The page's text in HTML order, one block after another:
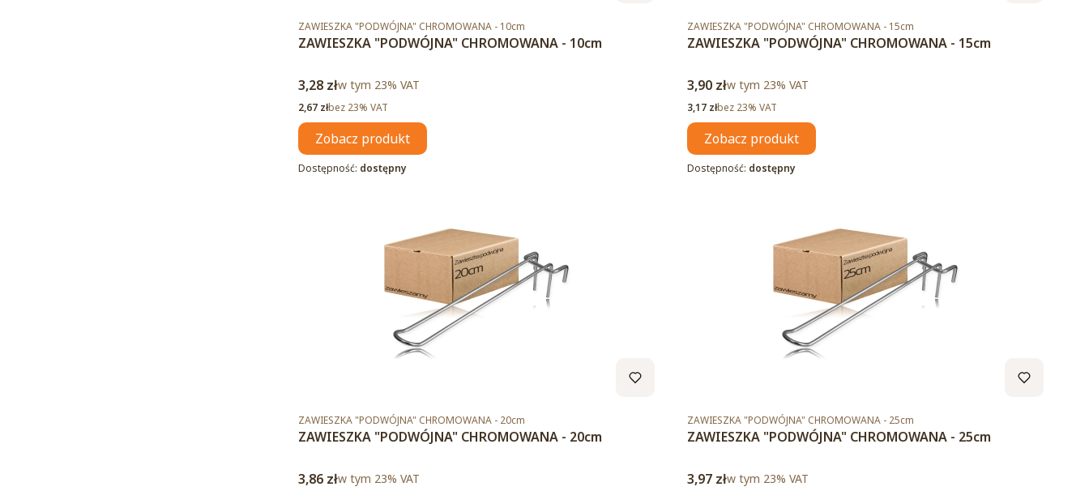
Kod produktu
ZAWIESZKA "PODWÓJNA" CHROMOWANA - 10cm
ZAWIESZKA "PODWÓJNA" CHROMOWANA - 10cm
Cena brutto
3,28 złw tym %s VAT
w tym 23% VAT
Cena netto
2,67 złbez 23% VAT
Zobacz produkt
Dostępność: dostępny
Kod produktu
ZAWIESZKA "PODWÓJNA" CHROMOWANA - 15cm
ZAWIESZKA "PODWÓJNA" CHROMOWANA - 15cm
Cena brutto
3,90 złw tym %s VAT
w tym 23% VAT
Cena netto
3,17 złbez 23% VAT
Zobacz produkt
Dostępność: dostępny
Kod produktu
ZAWIESZKA "PODWÓJNA" CHROMOWANA - 20cm
ZAWIESZKA "PODWÓJNA" CHROMOWANA - 20cm
Cena brutto
3,86 złw tym %s VAT
w tym 23% VAT
Kod produktu
ZAWIESZKA "PODWÓJNA" CHROMOWANA - 25cm
ZAWIESZKA "PODWÓJNA" CHROMOWANA - 25cm
Cena brutto
3,97 złw tym %s VAT
w tym 23% VAT